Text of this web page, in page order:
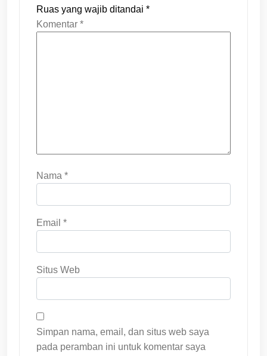
Ruas yang wajib ditandai *
Komentar *
Nama *
Email *
Situs Web
Simpan nama, email, dan situs web saya
pada peramban ini untuk komentar saya